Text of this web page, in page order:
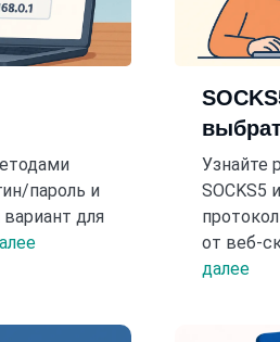
пароль и
для
Узнайте
SOCKS5
от веб-
далее